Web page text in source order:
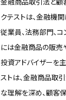
クテストは、金融機
従業員、法務部門、コ
には金融商品の販
投資アドバイザーを
ストは、金融商品取
な理解を深め、顧客